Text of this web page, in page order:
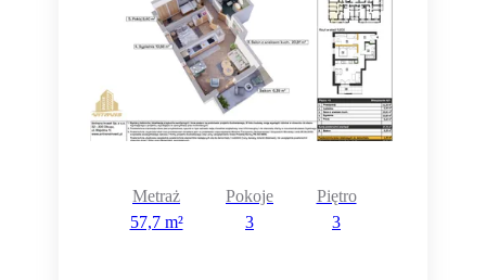
Metraż
57,7 m²
Pokoje
3
Piętro
3